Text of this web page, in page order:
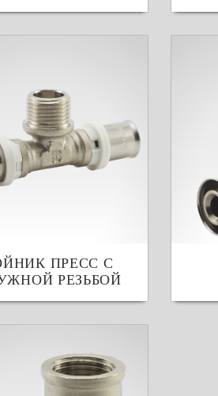
ПРЕСС С
РЕЗЬБОЙ